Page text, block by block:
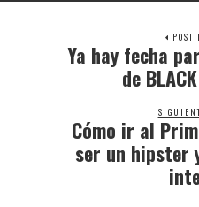
POST
Ya hay fecha
de
Cómo ir al
ser un hipster